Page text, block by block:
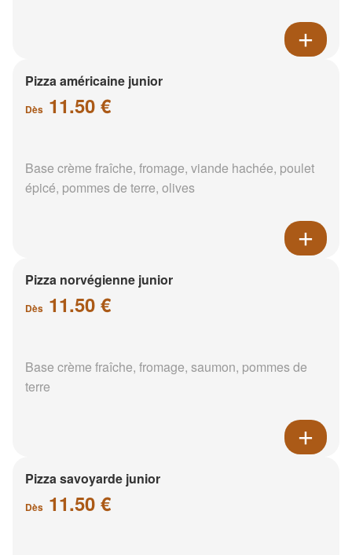
Pizza américaine junior
Dès 11.50 €
Base crème fraîche, fromage, viande hachée, poulet
épicé, pommes de terre, olives
Pizza norvégienne junior
Dès 11.50 €
Base crème fraîche, fromage, saumon, pommes de
terre
Pizza savoyarde junior
Dès 11.50 €